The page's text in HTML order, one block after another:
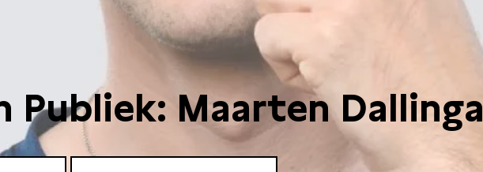
Publiek: Maarten Dallinga